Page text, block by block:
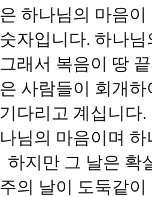
은 하나님의 마음
숫자입니다. 하나
그래서 복음이 땅
은 사람들이 회개
기다리고 계십니다
나님의 마음이며
하지만 그 날은 확
주의 날이 도둑같